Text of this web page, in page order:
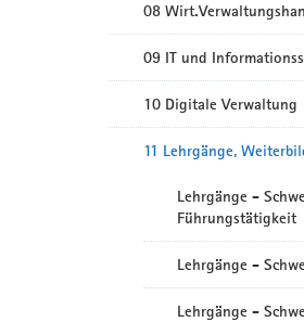
08
09 IT und
10 Digitale Verwaltung
11 Lehrgänge,
Lehrgänge -
Führungstätigkeit
Lehrgänge -
Lehrgänge -